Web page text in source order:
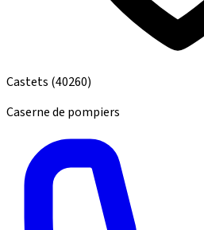
Castets (40260)
Caserne de pompiers